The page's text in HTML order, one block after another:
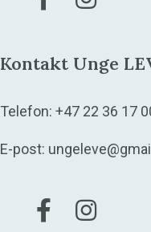
Kontakt Unge
Telefon: +47 22 36 17
E-post:
Gå til vår Facebook
Gå til vår